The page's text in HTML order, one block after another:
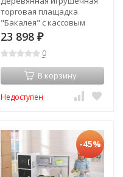
торговая плащадка
"Бакалея" с кассовым
аппаратом (53017_KE)
23 898 ₽
0
В корзину
Недоступен
-45%